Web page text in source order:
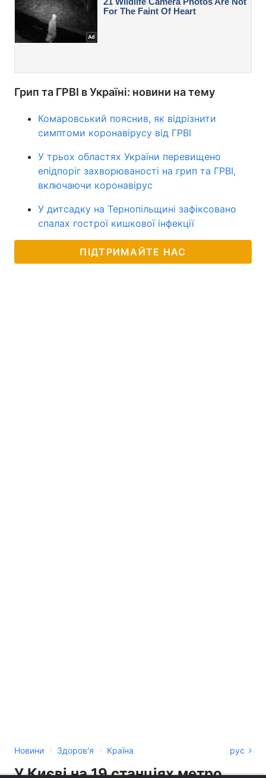
Грип та ГРВІ в Україні: новини на тему
Комаровський пояснив, як відрізнити
симптоми коронавірусу від ГРВІ
У трьох областях України перевищено
епідпоріг захворюваності на грип та ГРВІ,
включаючи коронавірус
У дитсадку на Тернопільщині зафіксовано
спалах гострої кишкової інфекції
ПІДТРИМАЙТЕ НАС
Новини › Здоров'я › Країна рус
У Києві на 19 станціях метро